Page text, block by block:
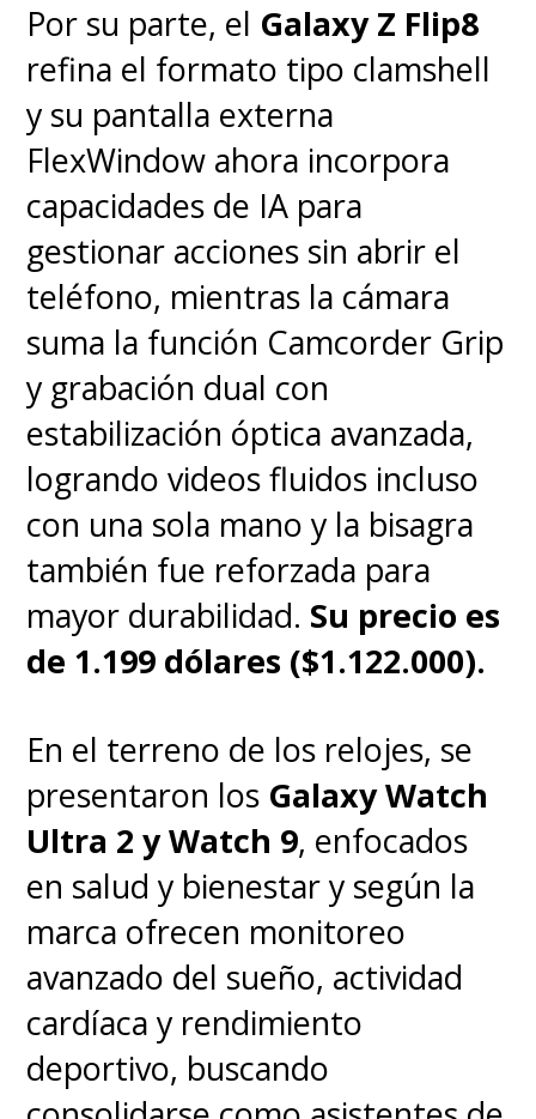
Por su parte, el Galaxy Z Flip8
refina el formato tipo clamshell
y su pantalla externa
FlexWindow ahora incorpora
capacidades de IA para
gestionar acciones sin abrir el
teléfono, mientras la cámara
suma la función Camcorder Grip
y grabación dual con
estabilización óptica avanzada,
logrando videos fluidos incluso
con una sola mano y la bisagra
también fue reforzada para
mayor durabilidad. Su precio es
de 1.199 dólares ($1.122.000).
En el terreno de los relojes, se
presentaron los Galaxy Watch
Ultra 2 y Watch 9, enfocados
en salud y bienestar y según la
marca ofrecen monitoreo
avanzado del sueño, actividad
cardíaca y rendimiento
deportivo, buscando